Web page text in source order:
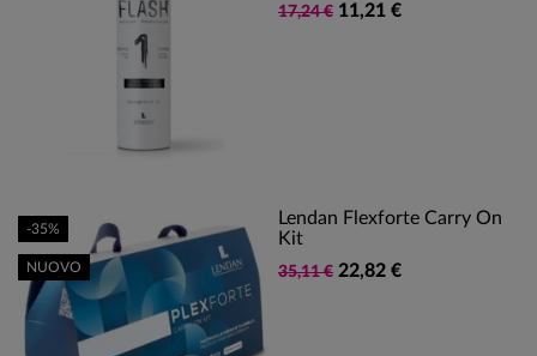
17,24 € 11,21 €
Lendan Flexforte Carry On
Kit
35,11 € 22,82 €
-35%
NUOVO